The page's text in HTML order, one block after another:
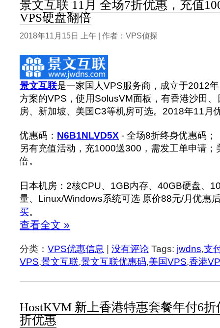
景文互联 11月 全场7折优惠，充值
VPS硬盘翻倍
2018年11月15日 上午 | 作者：VPS侦探
景文互联是一家国人VPS服务商，成立于2012
方案的VPS，使用SolusVM面板，有香港沙田
房、新加坡、美国C3等机房可选。2018年11月
优惠码： N6B1NLVD5X - 全场8折终身优惠码；
另有充值活动，充1000送300，需发工单申请；
倍。
日本机房：2核CPU、1GB内存、40GB硬盘、
量、Linux/Windows系统可选 原价88元/月优惠
买。
查看全文 »
分类： VPS优惠信息 没有评论 Tags: jwdns,支
VPS,景文互联,景文互联优惠码,美国VPS,香港
HostKVM 新上香港特惠套餐年付6
折优惠